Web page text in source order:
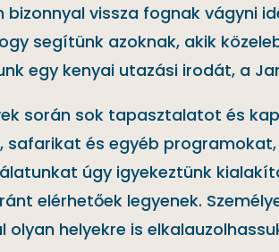
bizonnyal vissza fognak vágyni
segítünk azoknak, akik
egy kenyai utazási irodát, a
során sok tapasztalatot és
safarikat és egyéb
úgy igyekeztünk
elérhetőek legyenek.
olyan helyekre is